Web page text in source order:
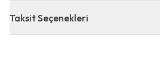
Taksit Seçenekleri